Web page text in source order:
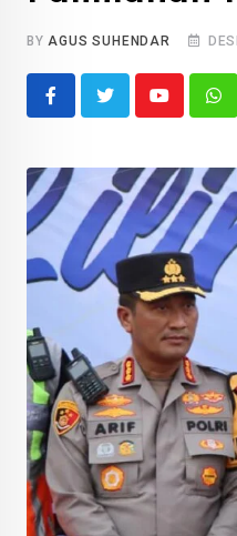
BYAGUS SUHENDAR
Youtube